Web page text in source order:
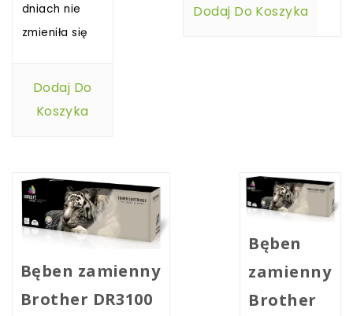
dniach nie
zmieniła się
Dodaj Do
Koszyka
Dodaj Do Koszyka
Bęben zamienny
Brother DR3100
Bęben
zamienny
Brother